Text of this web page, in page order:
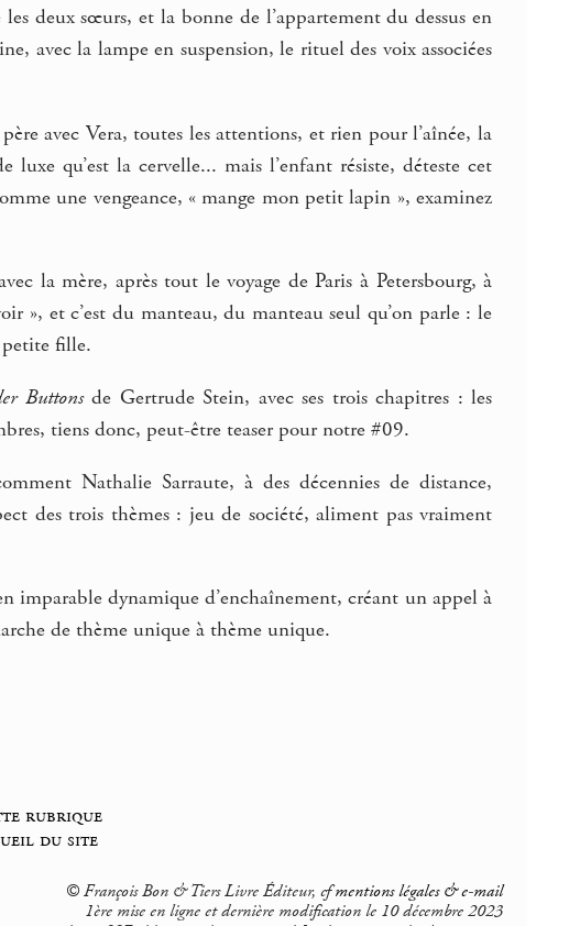
deux sœurs, et la bonne de l’appartement du dessus en
avec la lampe en suspension, le rituel des voix associées
avec Vera, toutes les attentions, et rien pour l’aînée, la
qu’est la cervelle... mais l’enfant résiste, déteste cet
une vengeance, « mange mon petit lapin », examinez
la mère, après tout le voyage de Paris à Petersbourg, à
», et c’est du manteau, du manteau seul qu’on parle : le
petite fille.
Buttonsde Gertrude Stein, avec ses trois chapitres : les
tiens donc, peut-être teaser pour notre #09.
Nathalie Sarraute, à des décennies de distance,
des trois thèmes : jeu de société, aliment pas vraiment
imparable dynamique d’enchaînement, créant un appel à
de thème unique à thème unique.
rubrique
du site
© François Bon & Tiers Livre Éditeur, cfmentions légales & e-mail
1ère mise en ligne et dernière modification le 10 décembre 2023